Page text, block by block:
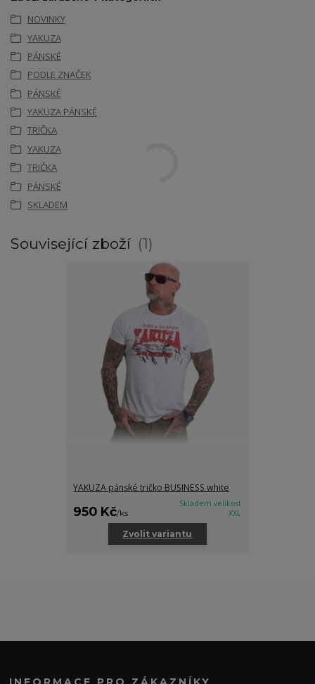
NOVINKY
YAKUZA
PÁNSKÉ
PODLE ZNAČEK
PÁNSKÉ
YAKUZA PÁNSKÉ
TRIČKA
YAKUZA
TRIČKA
PÁNSKÉ
SKLADEM
Související zboží 1
YAKUZA pánské tričko BUSINESS white
950 Kč/ks
Skladem velikost
XXL
Zvolit variantu